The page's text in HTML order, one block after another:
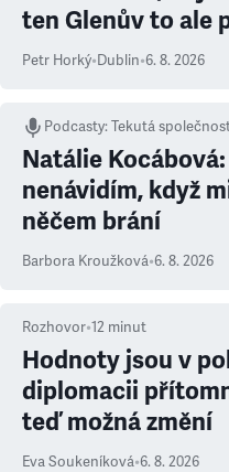
ten Glenův to ale
Petr Horký•Dublin•6. 8. 2026
Podcasty:Tekutá
Natálie
nenávidím, když
něčem brání
Barbora Kroužková•6. 8. 2026
Rozhovor•12 minut
Hodnoty jsou v
diplomacii
teď možná změní
Eva Soukeníková•6. 8. 2026